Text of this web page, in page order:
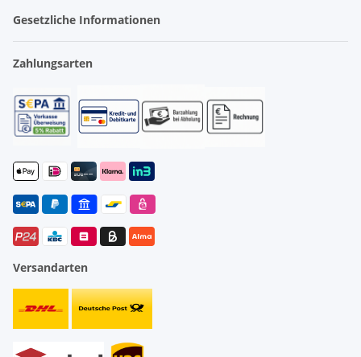
Gesetzliche Informationen
Zahlungsarten
Versandarten